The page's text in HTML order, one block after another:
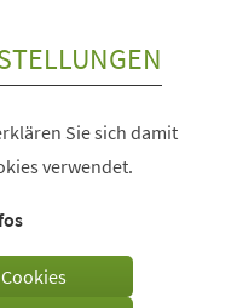
Sie sich damit
verwendet.